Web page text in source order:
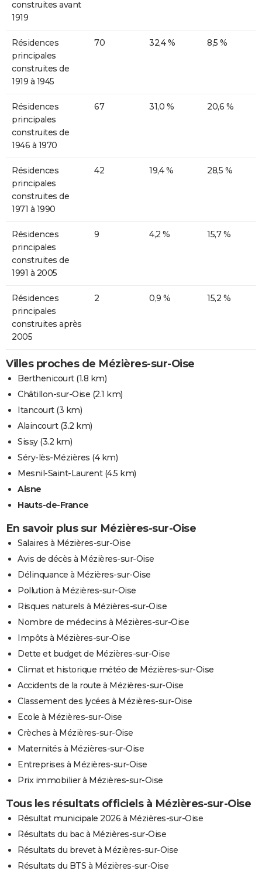
construites avant
1919
Résidences
principales
construites de
1919 à 1945
70 32,4 % 8,5 %
Résidences
principales
construites de
1946 à 1970
67 31,0 % 20,6 %
Résidences
principales
construites de
1971 à 1990
42 19,4 % 28,5 %
Résidences
principales
construites de
1991 à 2005
9 4,2 % 15,7 %
Résidences
principales
construites après
2005
2 0,9 % 15,2 %
Villes proches de Mézières-sur-Oise
Berthenicourt(1.8 km)
Châtillon-sur-Oise (2.1 km)
Itancourt(3 km)
Alaincourt(3.2 km)
Sissy(3.2 km)
Séry-lès-Mézières (4 km)
Mesnil-Saint-Laurent(4.5 km)
Aisne
Hauts-de-France
En savoir plus sur Mézières-sur-Oise
Salaires à Mézières-sur-Oise
Avis de décès à Mézières-sur-Oise
Délinquance à Mézières-sur-Oise
Pollution à Mézières-sur-Oise
Risques naturels à Mézières-sur-Oise
Nombre de médecins à Mézières-sur-Oise
Impôts à Mézières-sur-Oise
Dette et budget de Mézières-sur-Oise
Climat et historique météo de Mézières-sur-Oise
Accidents de la route à Mézières-sur-Oise
Classement des lycées à Mézières-sur-Oise
Ecole à Mézières-sur-Oise
Crèches à Mézières-sur-Oise
Maternités à Mézières-sur-Oise
Entreprises à Mézières-sur-Oise
Prix immobilier à Mézières-sur-Oise
Tous les résultats officiels à Mézières-sur-Oise
Résultat municipale 2026 à Mézières-sur-Oise
Résultats du bac à Mézières-sur-Oise
Résultats du brevet à Mézières-sur-Oise
Résultats du BTS à Mézières-sur-Oise